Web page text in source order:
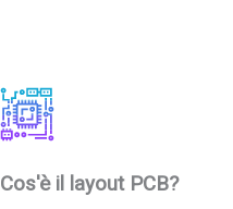
Cos'è il layout PCB?